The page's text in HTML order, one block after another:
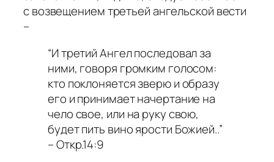
с возвещением третьей ангельской вести
–
“И третий Ангел последовал за
ними, говоря громким голосом:
кто поклоняется зверю и образу
его и принимает начертание на
чело свое, или на руку свою,
будет пить вино ярости Божией..”
– Откр.14:9